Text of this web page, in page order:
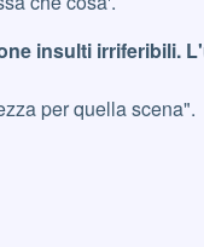
insulti irriferibili.
per quella scena".